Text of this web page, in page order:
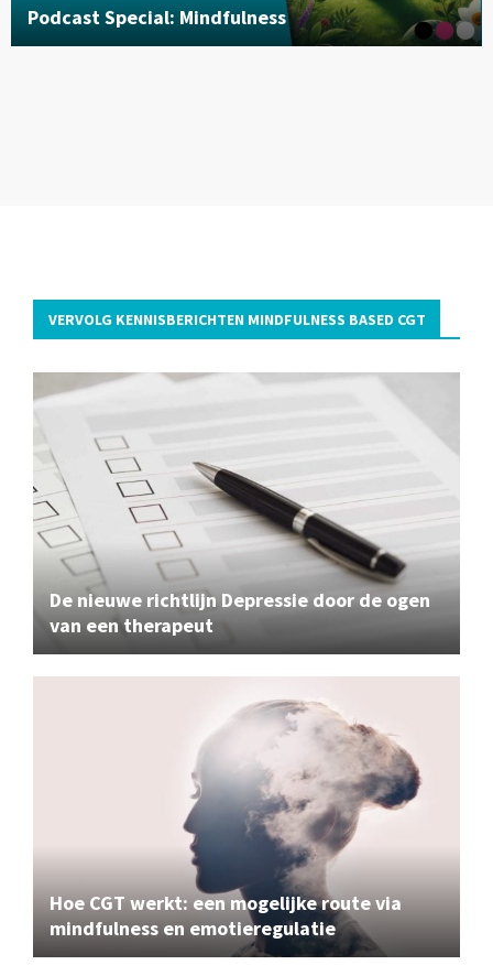
Podcast Special: Mindfulness
VERVOLG KENNISBERICHTEN MINDFULNESS BASED CGT
De nieuwe richtlijn Depressie door de ogen
van een therapeut
Hoe CGT werkt: een mogelijke route via
mindfulness en emotieregulatie